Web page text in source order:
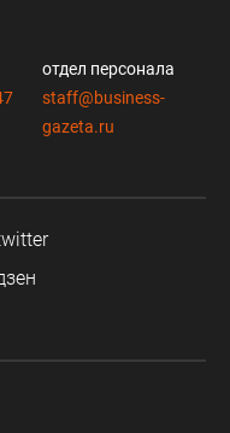
отдел персонала
staff@business-
gazeta.ru